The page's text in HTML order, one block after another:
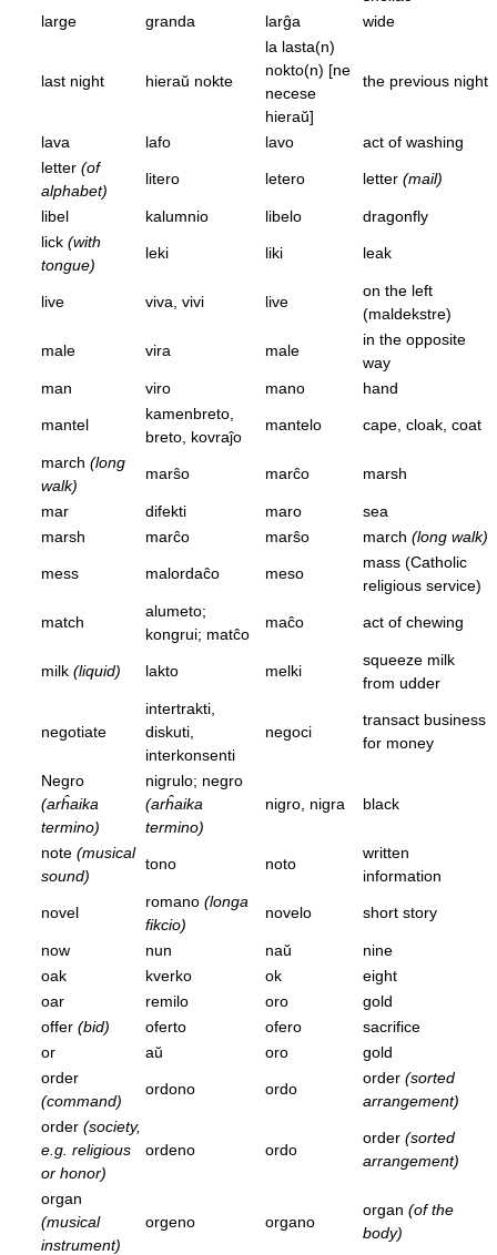
large
granda larĝa wide
last night hieraŭ nokte
la lasta(n)
nokto(n) [ne
necese
hieraŭ]
the previous night
lava lafo lavo
act of washing
letter (of
alphabet)
litero letero letter (mail)
libel kalumnio libelo
dragonfly
lick (with
tongue)
leki liki leak
live viva, vivi live
on the left
(maldekstre)
male vira male
in the opposite
way
man
viro mano hand
mantel
kamenbreto,
breto, kovraĵo
mantelo cape, cloak, coat
march (long
walk)
marŝo marĉo marsh
mar difekti maro
sea
marsh
marĉo marŝo march (long walk)
mess malordaĉo meso
mass (Catholic
religious service)
match
alumeto;
kongrui; matĉo
maĉo act of chewing
milk (liquid) lakto melki
squeeze milk
from udder
negotiate
intertrakti,
diskuti,
interkonsenti
negoci
transact business
for money
Negro
(arĥaika
termino)
nigrulo; negro
(arĥaika
termino)
nigro, nigra black
note (musical
sound)
tono noto
written
information
novel
romano (longa
fikcio)
novelo short story
now nun naŭ
nine
oak
kverko ok
eight
oar
remilo oro
gold
offer (bid) oferto ofero
sacrifice
or
aŭ oro
gold
order
(command)
ordono ordo
order (sorted
arrangement)
order (society,
e.g. religious
or honor)
ordeno ordo
order (sorted
arrangement)
organ
(musical
instrument)
orgeno organo
organ (of the
body)